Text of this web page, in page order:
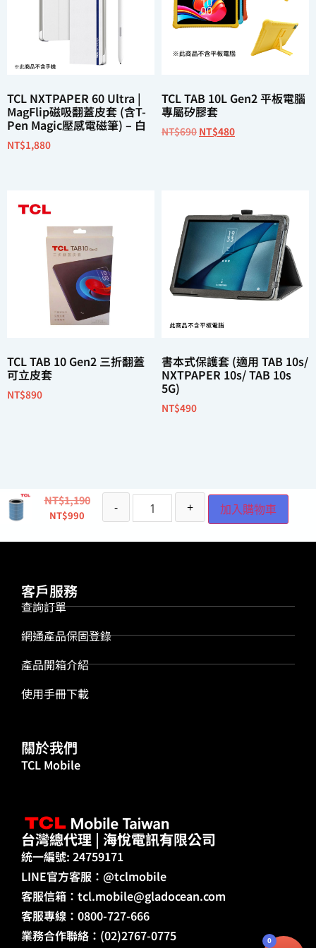
TCL NXTPAPER 60 Ultra |
MagFlip磁吸翻蓋皮套 (含T-
Pen Magic壓感電磁筆) – 白
NT$1,880
TCL TAB 10L Gen2 平板電腦
專屬矽膠套
NT$690 NT$480
TCL TAB 10 Gen2 三折翻蓋
可立皮套
NT$890
書本式保護套 (適用 TAB 10s/
NXTPAPER 10s/ TAB 10s
5G)
NT$490
NT$1,190
NT$990
- + 加入購物車
台灣總代理 | 海悅電訊有限公司
統一編號: 24759171
LINE官方客服：@tclmobile
客服信箱： tcl.mobile@gladocean.com
客服專線：0800-727-666
業務合作聯絡：(02)2767-0775
客戶服務
查詢訂單
網通產品保固登錄
產品開箱介紹
使用手冊下載
關於我們
TCL Mobile
0